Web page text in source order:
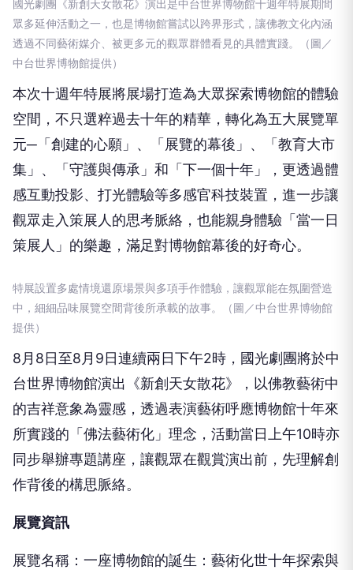
國光劇團《新創天⼥散花》演出是中台世界博物館⼗週年特展期間
眾多延伸活動之⼀，也是博物館嘗試以跨界形式，讓佛教⽂化內涵
透過不同藝術媒介、被更多元的觀眾群體看⾒的具體實踐。（圖／
中台世界博物館提供）
本次⼗週年特展將展場打造為⼤眾探索博物館的體驗
空間，不只選粹過去⼗年的精華，轉化為五⼤展覽單
元─「創建的⼼願」、「展覽的幕後」、「教育⼤市
集」、「守護與傳承」和「下⼀個⼗年」，更透過體
感互動投影、打光體驗等多感官科技裝置，進⼀步讓
觀眾⾛⼊策展⼈的思考脈絡，也能親⾝體驗「當⼀⽇
策展⼈」的樂趣，滿⾜對博物館幕後的好奇⼼。
特展設置多處情境還原場景與多項⼿作體驗，讓觀眾能在氛圍營造
中，細細品味展覽空間背後所承載的故事。（圖／中台世界博物館
提供）
8⽉8⽇⾄8⽉9⽇連續兩⽇下午2時，國光劇團將於中
台世界博物館演出《新創天⼥散花》，以佛教藝術中
的吉祥意象為靈感，透過表演藝術呼應博物館⼗年來
所實踐的「佛法藝術化」理念，活動當⽇上午10時亦
同步舉辦專題講座，讓觀眾在觀賞演出前，先理解創
作背後的構思脈絡。
展覽資訊
展覽名稱：⼀座博物館的誕⽣：藝術化世⼗年探索與